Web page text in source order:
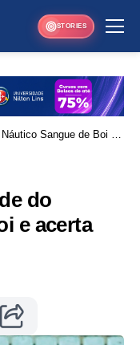
STORIES
Sangue de Boi e
do
e acerta